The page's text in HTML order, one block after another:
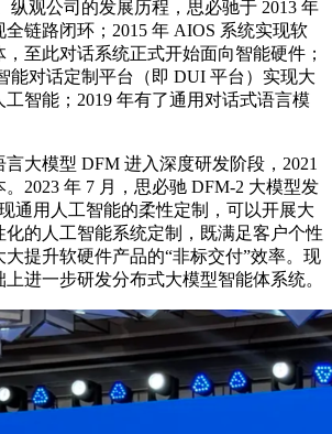
观公司的发展历程，思必驰于 2013 年
链路闭环；2015 年 AIOS 系统实现软
至此对话系统正式开始面向智能硬件；
能对话定制平台（即 DUI 平台）实现大
智能；2019 年有了通用对话式语言模
模型 DFM 进入深度研发阶段，2021
2023 年 7 月，思必驰 DFM-2 大模型发
通用人工智能的柔性定制，可以开展大
的人工智能系统定制，既满足客户个性
提升软硬件产品的“非标交付”效率。现
进一步研发分布式大模型智能体系统。